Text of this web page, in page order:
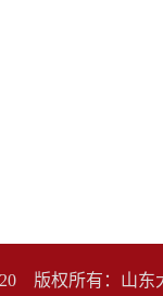
版权所有：山